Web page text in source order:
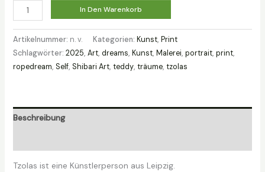
Kalender2026
by
tzolas
In Den Warenkorb
Artikelnummer: n. v. Kategorien: Kunst, Print
Schlagwörter: 2025, Art, dreams, Kunst, Malerei, portrait, print,
ropedream, Self, Shibari Art, teddy, träume, tzolas
Beschreibung
Tzolas ist eine Künstlerperson aus Leipzig.